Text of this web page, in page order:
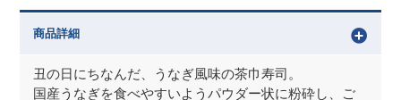
商品詳細
丑の日にちなんだ、うなぎ風味の茶巾寿司。
国産うなぎを食べやすいようパウダー状に粉砕し、ご